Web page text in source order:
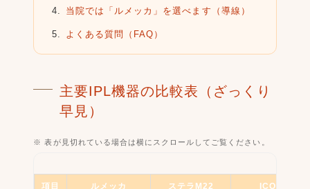
当院では「ルメッカ」を選べます（導線）
よくある質問（FAQ）
主要IPL機器の比較表（ざっくり
早見）
※ 表が見切れている場合は横にスクロールしてご覧ください。
項目 ルメッカ ステラM22 ICON